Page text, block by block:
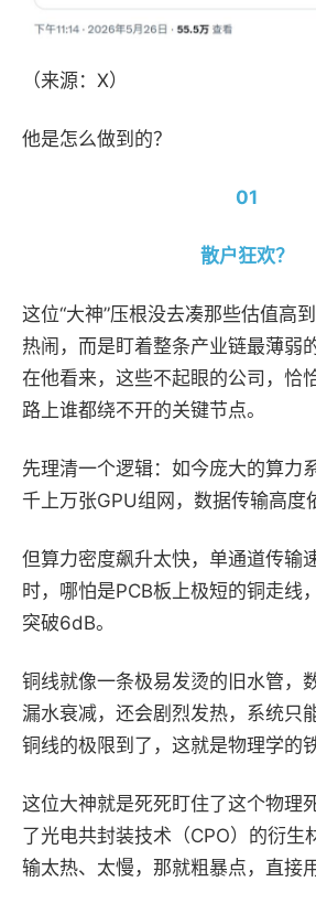
（来源： X）
他是怎么做到的？
01
散户狂欢？
这位“大神”压根没去凑那些估值高
热闹，而是盯着整条产业链最薄弱
在他看来，这些不起眼的公司，恰
路上谁都绕不开的关键节点。
先理清一个逻辑： 如今庞大的算力
千上万张GPU组网，数据传输高度
但算力密度飙升太快，单通道传输
时，哪怕是PCB板上极短的铜走线
突破6dB。
铜线就像一条极易发烫的旧水管，
漏水衰减，还会剧烈发热，系统只
铜线的极限到了，这就是物理学的铁
这位大神就是死死盯住了这个物理
了光电共封装技术（CPO）的衍生
输太热、太慢，那就粗暴点，直接用